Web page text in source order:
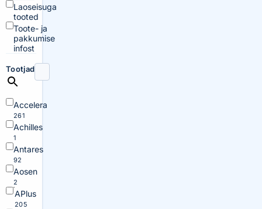
Laoseisuga
tooted
Toote- ja
pakkumise
infost
Tootjad
Accelera
261
Achilles
1
Antares
92
Aosen
2
APlus
205